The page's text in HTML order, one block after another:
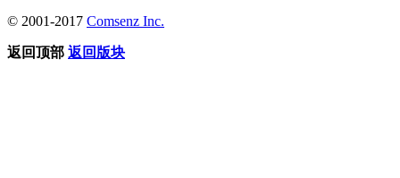
© 2001-2017 Comsenz Inc.
返回顶部 返回版块